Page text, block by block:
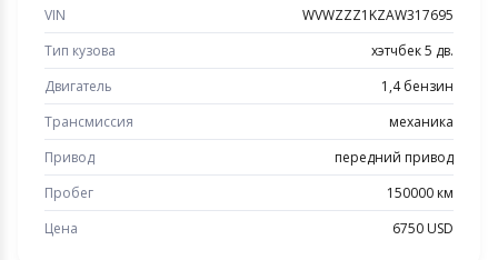
VIN
WVWZZZ1KZAW317695
Тип кузова
хэтчбек 5 дв.
Двигатель
1,4 бензин
Трансмиссия
механика
Привод
передний привод
Пробег
150000 км
Цена
6750 USD